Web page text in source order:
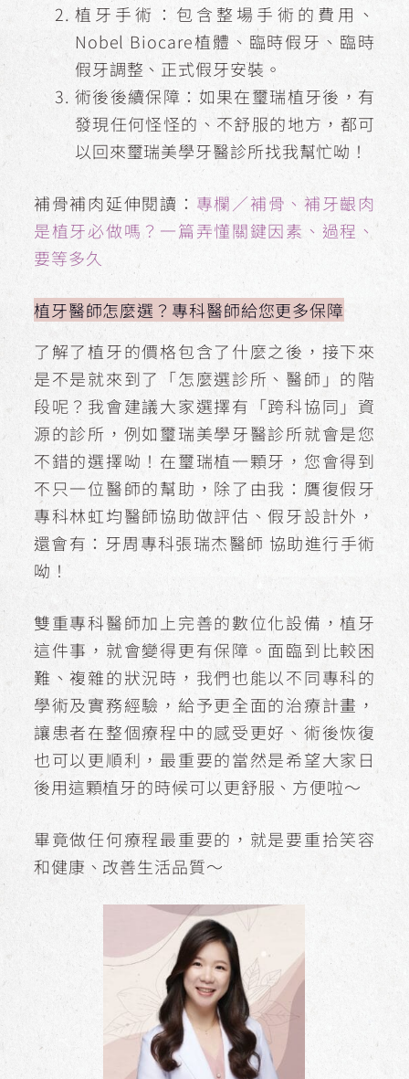
植牙手術：包含整場手術的費用、
Nobel Biocare植體、臨時假牙、臨時
假牙調整、正式假牙安裝。
術後後續保障：如果在璽瑞植牙後，有
發現任何怪怪的、不舒服的地方，都可
以回來璽瑞美學牙醫診所找我幫忙呦！
補骨補肉延伸閱讀： 專欄／補骨、補牙齦肉
是植牙必做嗎？一篇弄懂關鍵因素、過程、
要等多久
植牙醫師怎麼選？專科醫師給您更多保障
了解了植牙的價格包含了什麼之後，接下來
是不是就來到了「怎麼選診所、醫師」的階
段呢？我會建議大家選擇有「跨科協同」資
源的診所，例如璽瑞美學牙醫診所就會是您
不錯的選擇呦！在璽瑞植一顆牙，您會得到
不只一位醫師的幫助，除了由我：贋復假牙
專科林虹均醫師協助做評估、假牙設計外，
還會有：牙周專科張瑞杰醫師 協助進行手術
呦！
雙重專科醫師加上完善的數位化設備，植牙
這件事，就會變得更有保障。面臨到比較困
難、複雜的狀況時，我們也能以不同專科的
學術及實務經驗，給予更全面的治療計畫，
讓患者在整個療程中的感受更好、術後恢復
也可以更順利，最重要的當然是希望大家日
後用這顆植牙的時候可以更舒服、方便啦～
畢竟做任何療程最重要的，就是要重拾笑容
和健康、改善生活品質～